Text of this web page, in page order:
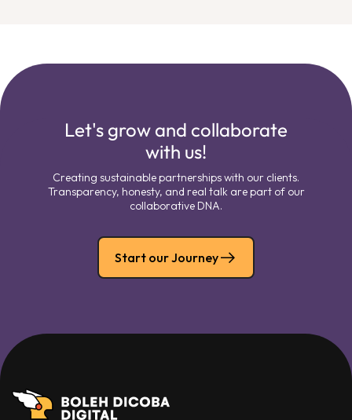
Let's grow and collaborate
with us!
Creating sustainable partnerships with our clients.
Transparency, honesty, and real talk are part of our
collaborative DNA.
Start our Journey